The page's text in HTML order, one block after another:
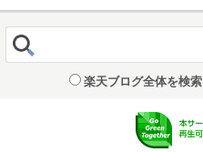
楽天ブログ全体を検索